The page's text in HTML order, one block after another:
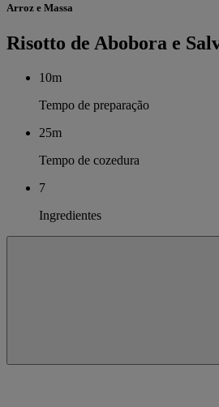
Arroz e Massa
Risotto de Abobora e
10m
Tempo de preparação
25m
Tempo de cozedura
7
Ingredientes